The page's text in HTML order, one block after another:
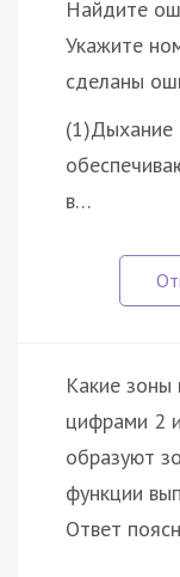
Найдите
Укажите
сделаны
(1)Дыхание
в…
Какие зоны
цифрами 2
образуют
функции
Ответ